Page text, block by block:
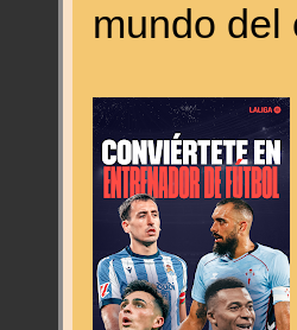
mundo del